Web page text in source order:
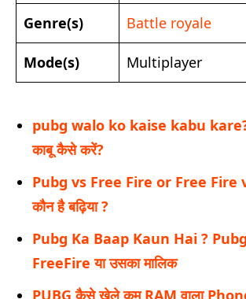
Genre(s) Battle royale
Mode(s) Multiplayer
pubg walo ko kaise kabu kare?
काबू कैसे करें?
Pubg vs Free Fire or Free Fire
कौन है बढ़िया ?
Pubg Ka Baap Kaun Hai ? Pubg
FreeFire या उसका मालिक
PUBG कैसे खेले कम RAM वाला